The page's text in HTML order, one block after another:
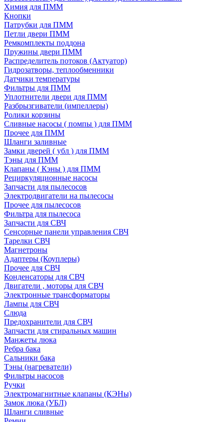
Химия для ПММ
Кнопки
Патрубки для ПММ
Петли двери ПММ
Ремкомплекты поддона
Пружины двери ПММ
Распределитель потоков (Актуатор)
Гидрозатворы, теплообменники
Датчики температуры
Фильтры для ПММ
Уплотнители двери для ПММ
Разбрызгиватели (импеллеры)
Ролики корзины
Сливные насосы ( помпы ) для ПММ
Прочее для ПММ
Шланги заливные
Замки дверей ( убл ) для ПММ
Тэны для ПММ
Клапаны ( Кэны ) для ПММ
Рециркуляционные насосы
Запчасти для пылесосов
Электродвигатели на пылесосы
Прочее для пылесосов
Фильтра для пылесоса
Запчасти для СВЧ
Сенсорные панели управления СВЧ
Тарелки СВЧ
Магнетроны
Адаптеры (Коуплеры)
Прочее для СВЧ
Конденсаторы для СВЧ
Двигатели , моторы для СВЧ
Электронные трансформаторы
Лампы для СВЧ
Слюда
Предохранители для СВЧ
Запчасти для стиральных машин
Манжеты люка
Ребра бака
Сальники бака
Тэны (нагреватели)
Фильтры насосов
Ручки
Электромагнитные клапаны (КЭНы)
Замок люка (УБЛ)
Шланги сливные